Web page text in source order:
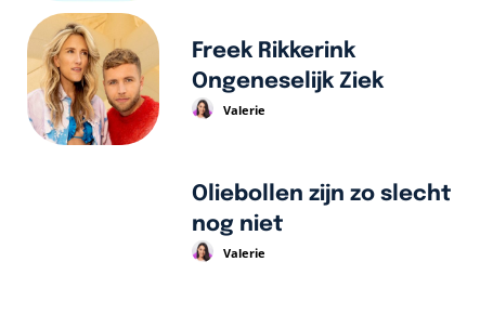
Freek Rikkerink
Ongeneselijk Ziek
Valerie
Oliebollen zijn zo slecht
nog niet
Valerie